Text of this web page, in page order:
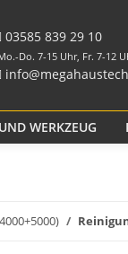
03585 839 29 10
Do. 7-15 Uhr, Fr. 7-12
WERKZEUG